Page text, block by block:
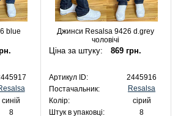
blue
синій
8
Джинси Resalsa 9426 d.grey
чоловічі
Ціна за штуку: 869 грн.
Артикул ID:
2445916
Постачальник:
Resalsa
Колір:
сірий
Штук в упаковці:
8